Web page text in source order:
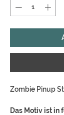
Zombie Pinup
Das Motiv ist in